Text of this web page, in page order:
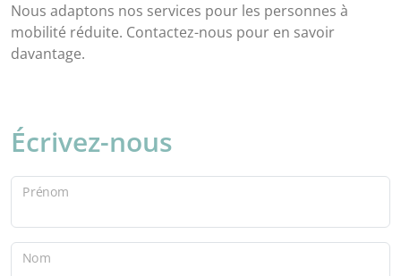
Nous adaptons nos services pour les personnes à
mobilité réduite. Contactez-nous pour en savoir
davantage.
Écrivez-nous
Prénom
Nom